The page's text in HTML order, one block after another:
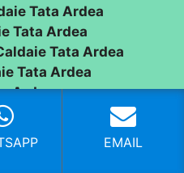
Tata Ardea
Tata Ardea
Tata Ardea
Tata Ardea
Ardea
Tata Ardea
Tata Ardea
EMAIL